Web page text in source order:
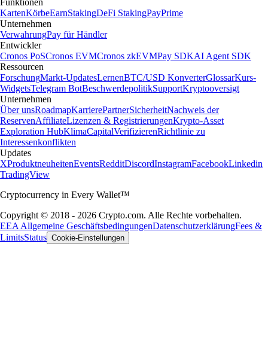
Funktionen
KartenKörbeEarnStakingDeFi StakingPayPrime
Unternehmen
VerwahrungPay für Händler
Entwickler
Cronos PoSCronos EVMCronos zkEVMPay SDKAI Agent SDK
Ressourcen
ForschungMarkt-UpdatesLernenBTC/USD KonverterGlossarKurs-
WidgetsTelegram BotBeschwerdepolitikSupportKryptooversigt
Unternehmen
Über unsRoadmapKarrierePartnerSicherheitNachweis der
ReservenAffiliateLizenzen & RegistrierungenKrypto-Asset
Exploration HubKlimaCapitalVerifizierenRichtlinie zu
Interessenkonflikten
Updates
XProduktneuheitenEventsRedditDiscordInstagramFacebookLinkedin
TradingView
Cryptocurrency in Every Wallet™
Copyright © 2018 - 2026 Crypto.com. Alle Rechte vorbehalten.
EEA Allgemeine GeschäftsbedingungenDatenschutzerklärungFees &
LimitsStatus Cookie-Einstellungen